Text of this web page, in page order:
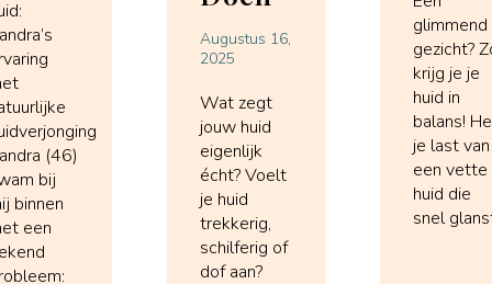
(46)
bij
binnen
een
Augustus 16,
2025
Wat zegt
jouw huid
eigenlijk
écht? Voelt
je huid
trekkerig,
schilferig of
dof aan?
glimmend
gezicht?
krijg je je
huid in
balans!
je last van
een vette
huid die
snel